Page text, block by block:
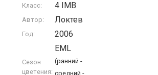
Класс: 4 IMB
Автор: Локтев
Год: 2006
Сезон
цветения:
EML
(ранний -
средний -